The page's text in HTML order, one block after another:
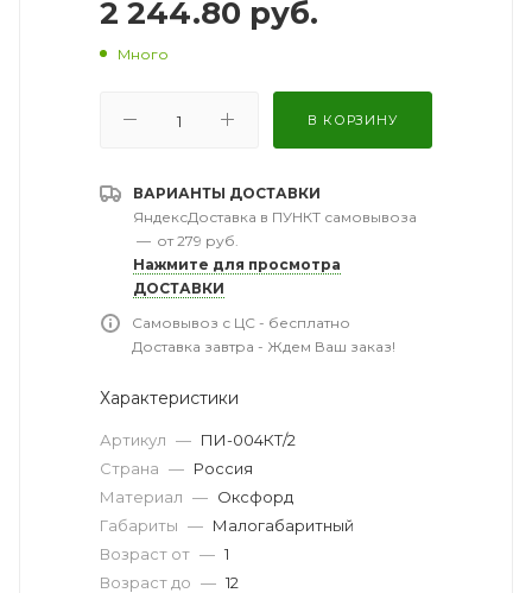
2 244.80 руб.
Много
В КОРЗИНУ
ВАРИАНТЫ ДОСТАВКИ
ЯндексДоставка в ПУНКТ самовывоза
— от 279 руб.
Нажмите для просмотра
ДОСТАВКИ
Самовывоз с ЦС - бесплатно
Доставка завтра - Ждем Ваш заказ!
Характеристики
Артикул — ПИ-004КТ/2
Страна — Россия
Материал — Оксфорд
Габариты — Малогабаритный
Возраст от — 1
Возраст до — 12